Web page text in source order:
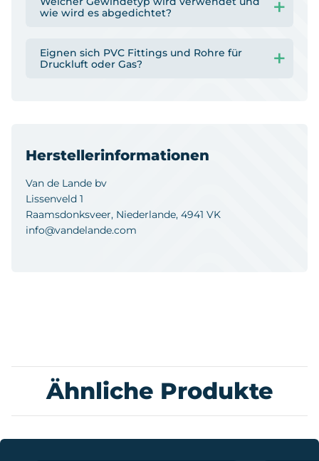
wie wird es abgedichtet?
Eignen sich PVC Fittings und Rohre für
Druckluft oder Gas?
Herstellerinformationen
Van de Lande bv
Lissenveld 1
Raamsdonksveer, Niederlande, 4941 VK
info@vandelande.com
Ähnliche Produkte